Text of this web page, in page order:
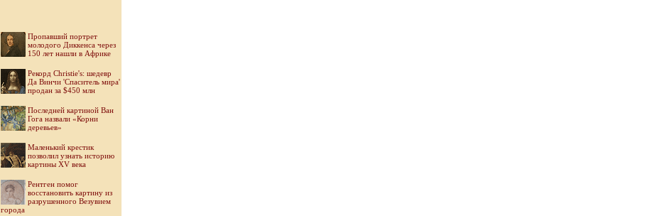
Пропавший портрет
молодого Диккенса через
150 лет нашли в Африке
Рекорд Christie's: шедевр
Да Винчи 'Спаситель мира'
продан за $450 млн
Последней картиной Ван
Гога назвали «Корни
деревьев»
Маленький крестик
позволил узнать историю
картины XV века
Рентген помог
восстановить картину из
разрушенного Везувием
города